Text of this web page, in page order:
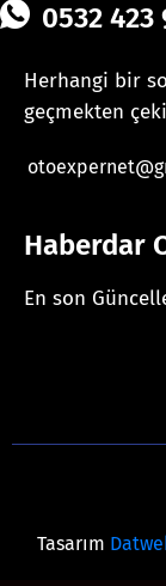
0532 423
Herhangi bir
geçmekten
Haberdar
En son
Tasarım